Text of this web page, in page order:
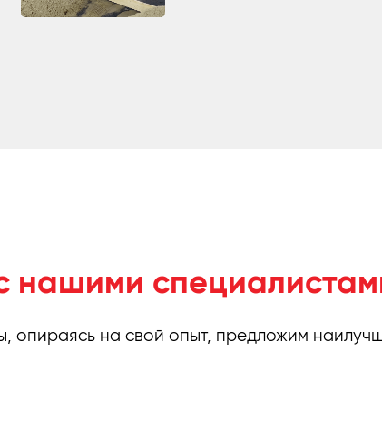
нашими
опираясь на свой опыт, предложим